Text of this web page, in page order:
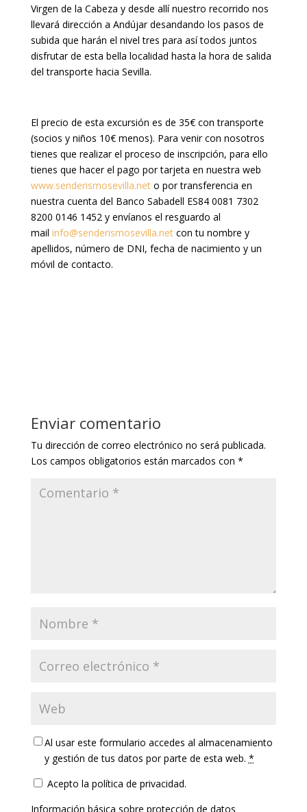
Virgen de la Cabeza y desde allí nuestro recorrido nos
llevará dirección a Andújar desandando los pasos de
subida que harán el nivel tres para así todos juntos
disfrutar de esta bella localidad hasta la hora de salida
del transporte hacia Sevilla.
El precio de esta excursión es de 35€ con transporte
(socios y niños 10€ menos). Para venir con nosotros
tienes que realizar el proceso de inscripción, para ello
tienes que hacer el pago por tarjeta en nuestra web
www.senderismosevilla.neto por transferencia en
nuestra cuenta del Banco Sabadell ES84 0081 7302
8200 0146 1452 y envíanos el resguardo al
mail info@senderismosevilla.netcon tu nombre y
apellidos, número de DNI, fecha de nacimiento y un
móvil de contacto.
Enviar comentario
Tu dirección de correo electrónico no será publicada.
Los campos obligatorios están marcados con *
Al usar este formulario accedes al almacenamiento
y gestión de tus datos por parte de esta web. *
Acepto la política de privacidad.
Información básica sobre protección de datos